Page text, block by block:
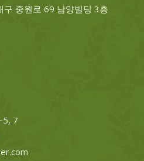
구 중원로 69 남양빌딩 3층
7